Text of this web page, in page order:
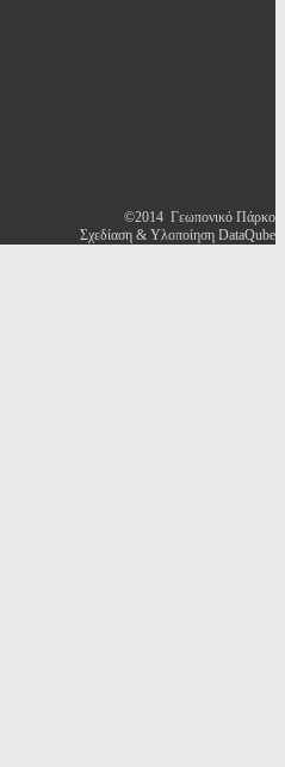
©2014 Γεωπονικό Πάρκο
Σχεδίαση & Υλοποίηση DataQube